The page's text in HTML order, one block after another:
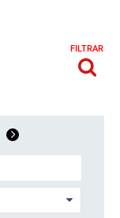
FILTRAR